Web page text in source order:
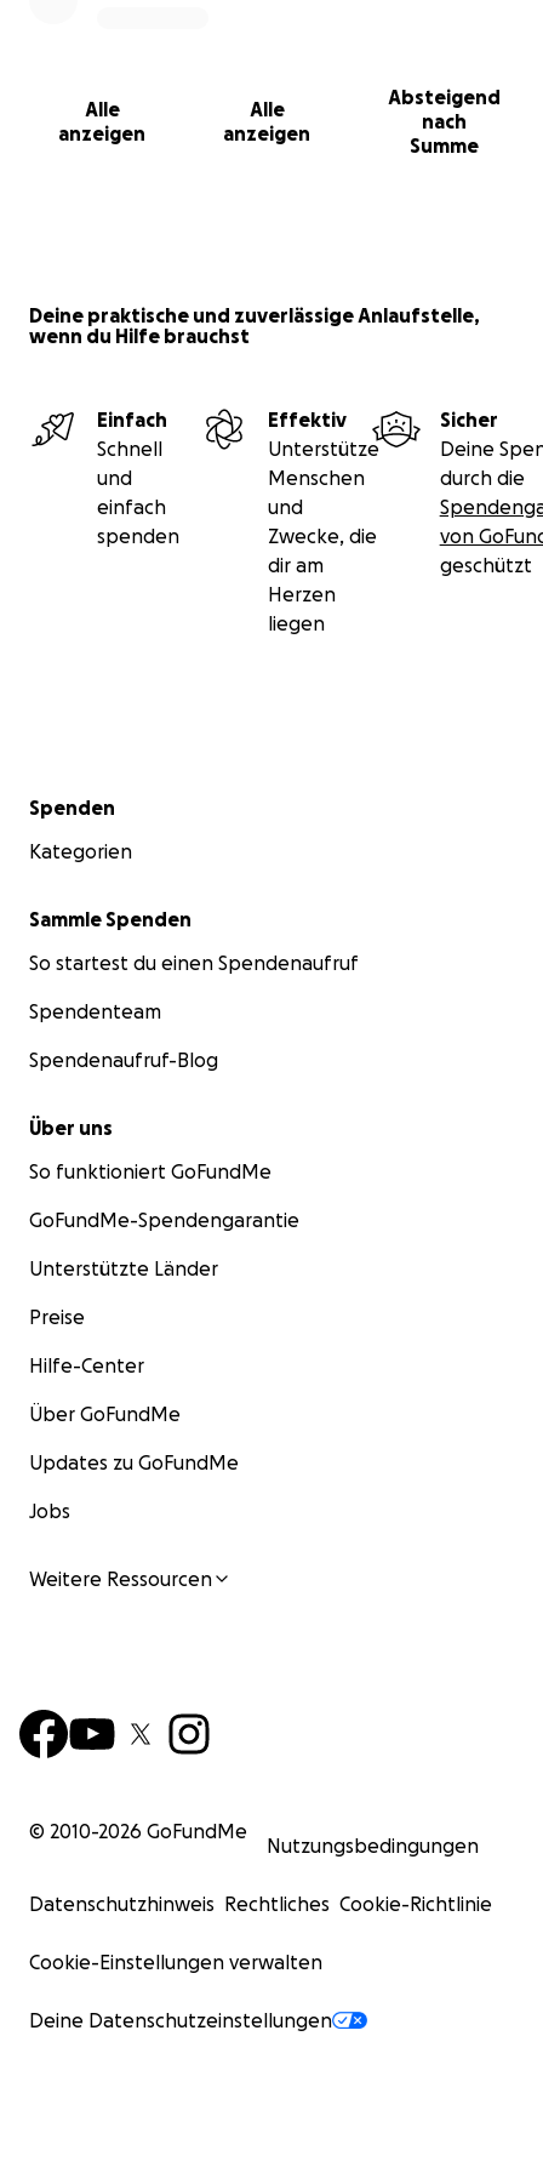
Alle
anzeigen
Alle
anzeigen
Absteigend
nach
Summe
Hilf uns, soundwerks Musik in Bildern erstrahlen zu
Deine praktische und zuverlässige Anlaufstelle,
wenn du Hilfe brauchst
Einfach
Schnell
und
einfach
spenden
Effektiv
Unterstütze
Menschen
und
Zwecke, die
dir am
Herzen
liegen
Sicher
Deine
durch die
von
geschützt
Sekundärmenü
Spenden
Kategorien
Sammle Spenden
So startest du einen Spendenaufruf
Spendenteam
Spendenaufruf-Blog
Über uns
So funktioniert GoFundMe
GoFundMe-Spendengarantie
Unterstützte Länder
Preise
Hilfe-Center
Über GoFundMe
Updates zu GoFundMe
Jobs
Weitere Ressourcen
© 2010-2026 GoFundMe
Nutzungsbedingungen
Datenschutzhinweis Rechtliches Cookie-Richtlinie
Cookie-Einstellungen verwalten
Deine Datenschutzeinstellungen